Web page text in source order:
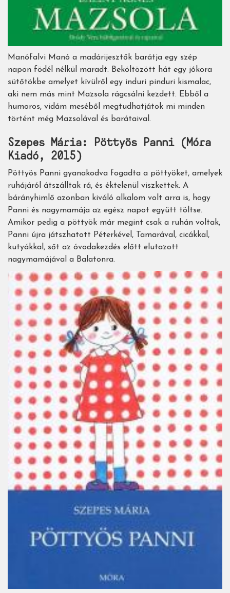
Manófalvi Manó a madárijesztők barátja egy szép
napon födél nélkül maradt. Beköltözött hát egy jókora
sütőtökbe amelyet kívülről egy induri pinduri kismalac,
aki nem más mint Mazsola rágcsálni kezdett. Ebből a
humoros, vidám meséből megtudhatjátok mi minden
történt még Mazsolával és barátaival.
Szepes Mária: Pöttyös Panni (Móra
Kiadó, 2015)
Pöttyös Panni gyanakodva fogadta a pöttyöket, amelyek
ruhájáról átszálltak rá, és éktelenül viszkettek. A
bárányhimlő azonban kiváló alkalom volt arra is, hogy
Panni és nagymamája az egész napot együtt töltse.
Amikor pedig a pöttyök már megint csak a ruhán voltak,
Panni újra játszhatott Péterkével, Tamarával, cicákkal,
kutyákkal, sőt az óvodakezdés előtt elutazott
nagymamájával a Balatonra.